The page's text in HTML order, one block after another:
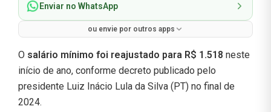
Enviar no WhatsApp
ou envie por outros apps
O salário mínimo foi reajustado para R$ 1.518 neste
início de ano, conforme decreto publicado pelo
presidente Luiz Inácio Lula da Silva (PT) no final de
2024.